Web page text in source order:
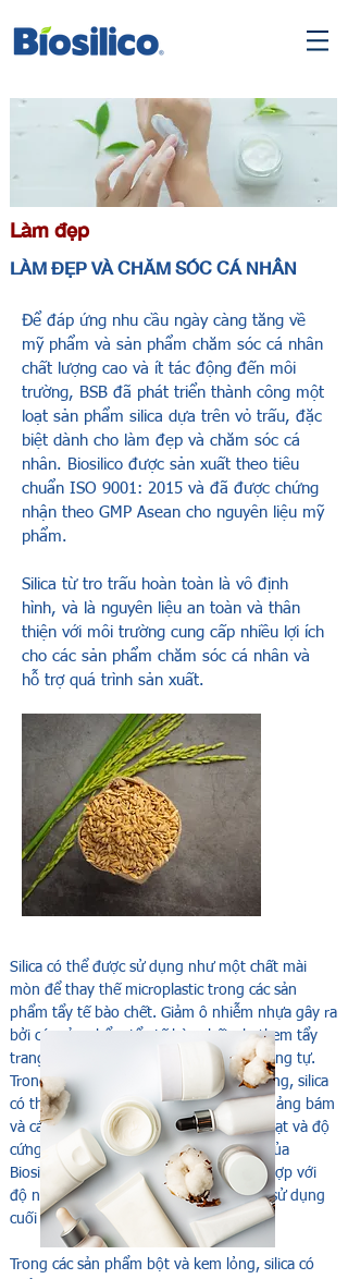
Làm đẹp
LÀM ĐẸP VÀ CHĂM SÓC CÁ NHÂN
Để đáp ứng nhu cầu ngày càng tăng về
mỹ phẩm và sản phẩm chăm sóc cá nhân
chất lượng cao và ít tác động đến môi
trường, BSB đã phát triển thành công một
loạt sản phẩm silica dựa trên vỏ trấu, đặc
biệt dành cho làm đẹp và chăm sóc cá
nhân. Biosilico được sản xuất theo tiêu
chuẩn ISO 9001: 2015 và đã được chứng
nhận theo GMP Asean cho nguyên liệu mỹ
phẩm.
Silica từ tro trấu hoàn toàn là vô định
hình, và là nguyên liệu an toàn và thân
thiện với môi trường cung cấp nhiều lợi ích
cho các sản phẩm chăm sóc cá nhân và
hỗ trợ quá trình sản xuất.
Silica có thể được sử dụng như một chất mài
mòn để thay thế microplastic trong các sản
phẩm tẩy tế bào chết. Giảm ô nhiễm nhựa gây ra
bởi các sản phẩm tẩy tế bào chết như kem tẩy
trang, sữa rửa mặt và các sản phẩm tương tự.
Trong các ứng dụng chăm sóc răng miệng, silica
có thể được sử dụng để loại bỏ vết ố, mảng bám
và các chất khác trên răng. Kích thước hạt và độ
cứng của sản phẩm chăm sóc cá nhân của
Biosilico có thể được tùy chỉnh để phù hợp với
độ nhạy cảm mong muốn và mục đích sử dụng
cuối cùng.
Trong các sản phẩm bột và kem lỏng, silica có